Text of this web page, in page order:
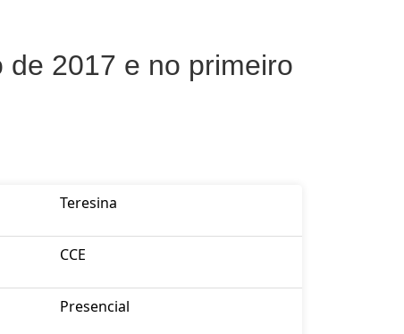
2017 e no primeiro
Teresina
CCE
Presencial